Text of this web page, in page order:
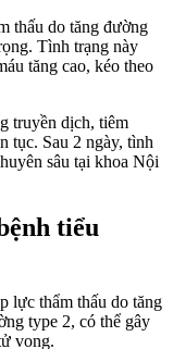
thấu do tăng đường
Tình trạng này
tăng cao, kéo theo
truyền dịch, tiêm
tục. Sau 2 ngày, tình
sâu tại khoa Nội
tiểu
lực thẩm thấu do tăng
type 2, có thể gây
vong.